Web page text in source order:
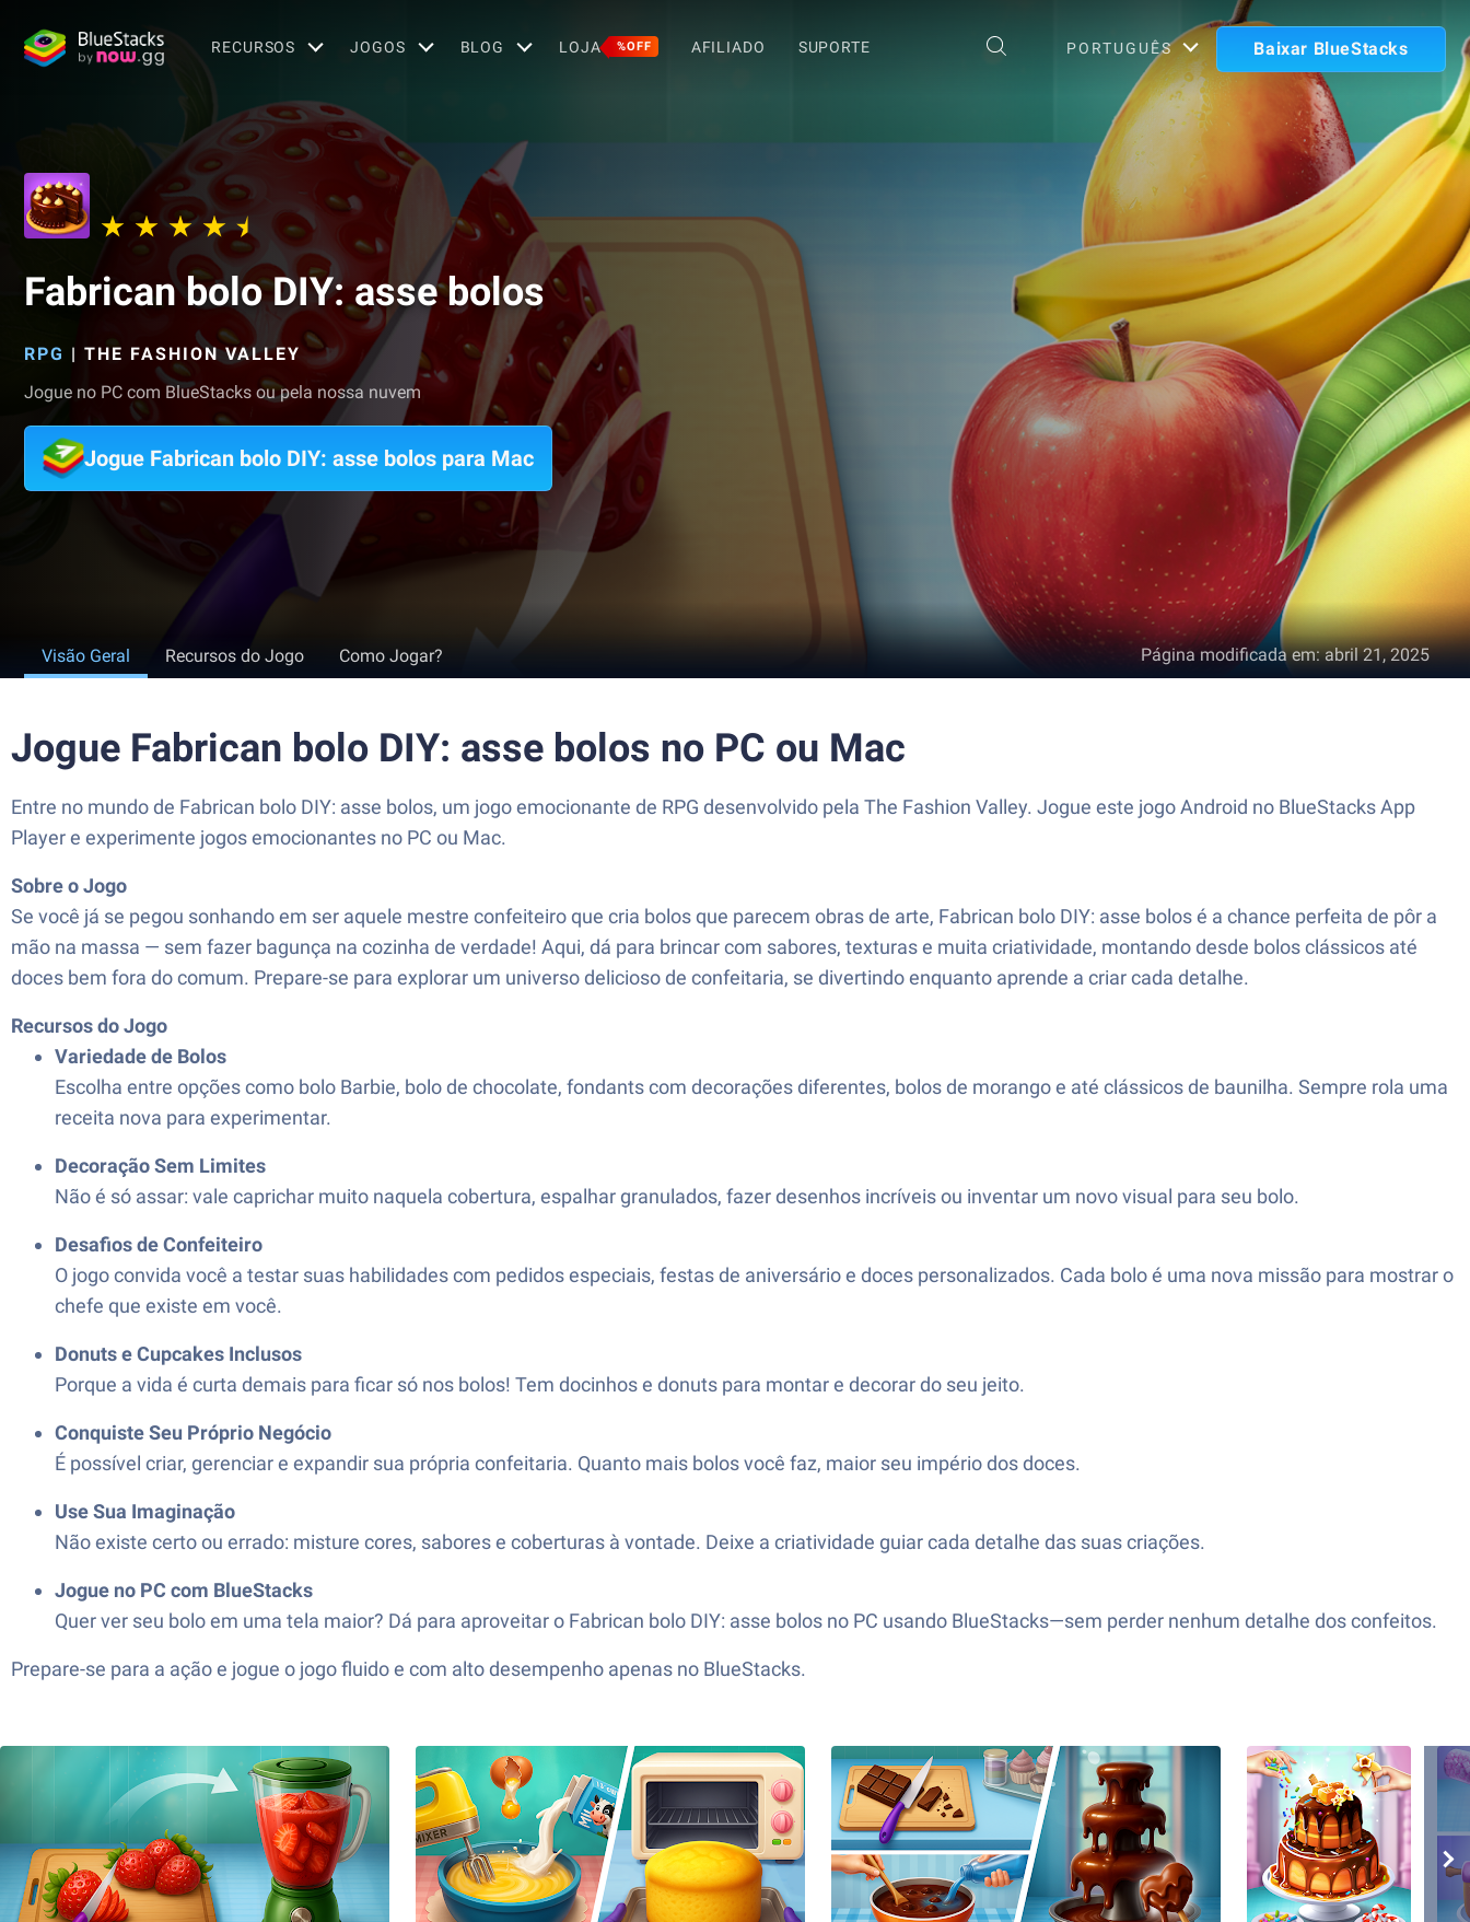
RECURSOS JOGOS BLOG LOJA %OFF AFILIADO SUPORTE PORTUGUÊS Baixar BlueStacks
Fabrican bolo DIY: asse bolos
RPG | THE FASHION VALLEY
Jogue no PC com BlueStacks ou pela nossa nuvem
Jogue Fabrican bolo DIY: asse bolos para Mac
Visão Geral Recursos do Jogo Como Jogar? Página modificada em:abril 21, 2025
Jogue Fabrican bolo DIY: asse bolos no PC ou Mac
Entre no mundo de Fabrican bolo DIY: asse bolos, um jogo emocionante de RPG desenvolvido pela The Fashion Valley. Jogue este jogo Android no BlueStacks App
Player e experimente jogos emocionantes no PC ou Mac.
Sobre o Jogo
Se você já se pegou sonhando em ser aquele mestre confeiteiro que cria bolos que parecem obras de arte, Fabrican bolo DIY: asse bolos é a chance perfeita de pôr a
mão na massa — sem fazer bagunça na cozinha de verdade! Aqui, dá para brincar com sabores, texturas e muita criatividade, montando desde bolos clássicos até
doces bem fora do comum. Prepare-se para explorar um universo delicioso de confeitaria, se divertindo enquanto aprende a criar cada detalhe.
Recursos do Jogo
Variedade de Bolos
Escolha entre opções como bolo Barbie, bolo de chocolate, fondants com decorações diferentes, bolos de morango e até clássicos de baunilha. Sempre rola uma
receita nova para experimentar.
Decoração Sem Limites
Não é só assar: vale caprichar muito naquela cobertura, espalhar granulados, fazer desenhos incríveis ou inventar um novo visual para seu bolo.
Desafios de Confeiteiro
O jogo convida você a testar suas habilidades com pedidos especiais, festas de aniversário e doces personalizados. Cada bolo é uma nova missão para mostrar o
chefe que existe em você.
Donuts e Cupcakes Inclusos
Porque a vida é curta demais para ficar só nos bolos! Tem docinhos e donuts para montar e decorar do seu jeito.
Conquiste Seu Próprio Negócio
É possível criar, gerenciar e expandir sua própria confeitaria. Quanto mais bolos você faz, maior seu império dos doces.
Use Sua Imaginação
Não existe certo ou errado: misture cores, sabores e coberturas à vontade. Deixe a criatividade guiar cada detalhe das suas criações.
Jogue no PC com BlueStacks
Quer ver seu bolo em uma tela maior? Dá para aproveitar o Fabrican bolo DIY: asse bolos no PC usando BlueStacks—sem perder nenhum detalhe dos confeitos.
Prepare-se para a ação e jogue o jogo fluido e com alto desempenho apenas no BlueStacks.